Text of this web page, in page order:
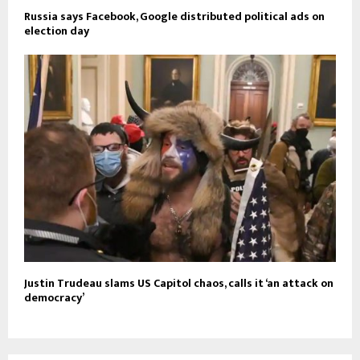
Russia says Facebook, Google distributed political ads on
election day
Justin Trudeau slams US Capitol chaos, calls it ‘an attack on
democracy’